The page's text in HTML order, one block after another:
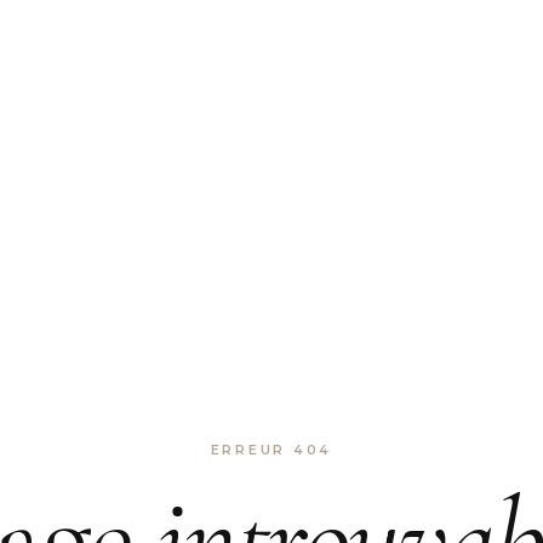
ERREUR 404